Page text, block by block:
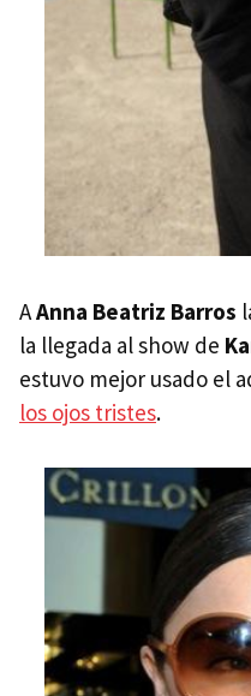
AAnna Beatriz Barros
la llegada al show de
estuvo mejor usado el
los ojos tristes.